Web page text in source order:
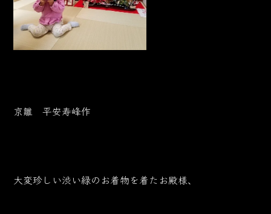
京雛 平安寿峰作
大変珍しい渋い緑のお着物を着たお殿様、